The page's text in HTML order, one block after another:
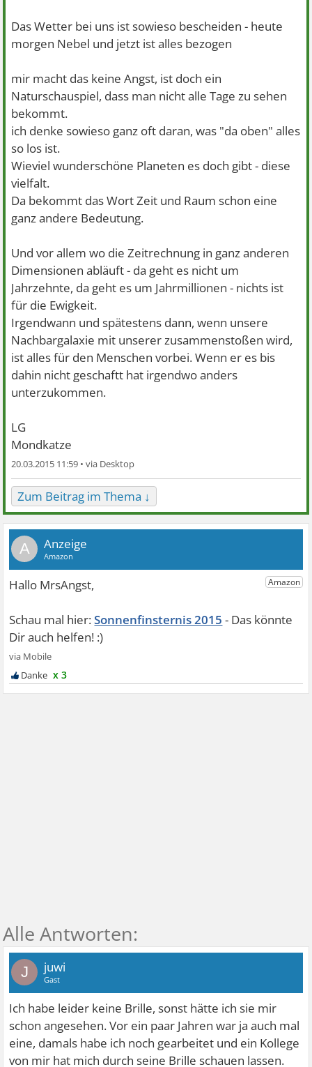
Das Wetter bei uns ist sowieso bescheiden - heute
morgen Nebel und jetzt ist alles bezogen
mir macht das keine Angst, ist doch ein
Naturschauspiel, dass man nicht alle Tage zu sehen
bekommt.
ich denke sowieso ganz oft daran, was "da oben" alles
so los ist.
Wieviel wunderschöne Planeten es doch gibt - diese
vielfalt.
Da bekommt das Wort Zeit und Raum schon eine
ganz andere Bedeutung.
Und vor allem wo die Zeitrechnung in ganz anderen
Dimensionen abläuft - da geht es nicht um
Jahrzehnte, da geht es um Jahrmillionen - nichts ist
für die Ewigkeit.
Irgendwann und spätestens dann, wenn unsere
Nachbargalaxie mit unserer zusammenstoßen wird,
ist alles für den Menschen vorbei. Wenn er es bis
dahin nicht geschaftt hat irgendwo anders
unterzukommen.
LG
Mondkatze
20.03.2015 11:59 •
Zum Beitrag im Thema ↓
A
Sonnenfinsternis 2015
x 3
J juwi
Gast
Ich habe leider keine Brille, sonst hätte ich sie mir
schon angesehen. Vor ein paar Jahren war ja auch mal
eine, damals habe ich noch gearbeitet und ein Kollege
von mir hat mich durch seine Brille schauen lassen.